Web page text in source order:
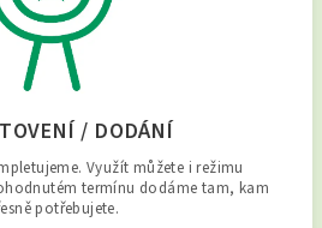
/ DODÁNÍ
Využít můžete i režimu
termínu dodáme tam, kam
potřebujete.